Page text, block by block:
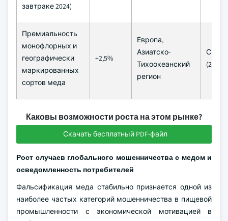
завтраке 2024)
Премиальность
монофлорных и
географически
маркированных
сортов меда
+2,5%
Европа,
Азиатско-
Тихоокеанский
регион
(2–4
Каковы возможности роста на этом рынке?
Скачать бесплатный PDF-файл
Рост случаев глобального мошенничества с медом и
осведомленность потребителей
Фальсификация меда стабильно признается одной из
наиболее частых категорий мошенничества в пищевой
промышленности с экономической мотивацией в